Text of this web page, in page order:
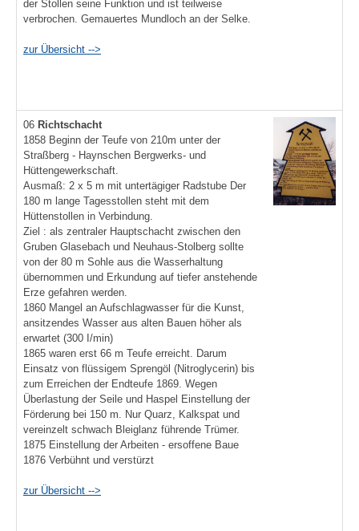
der Stollen seine Funktion und ist teilweise
verbrochen. Gemauertes Mundloch an der Selke.
zur Übersicht -->
06 Richtschacht
1858 Beginn der Teufe von 210m unter der
Straßberg - Haynschen Bergwerks- und
Hüttengewerkschaft.
Ausmaß: 2 x 5 m mit untertägiger Radstube Der
180 m lange Tagesstollen steht mit dem
Hüttenstollen in Verbindung.
Ziel : als zentraler Hauptschacht zwischen den
Gruben Glasebach und Neuhaus-Stolberg sollte
von der 80 m Sohle aus die Wasserhaltung
übernommen und Erkundung auf tiefer anstehende
Erze gefahren werden.
1860 Mangel an Aufschlagwasser für die Kunst,
ansitzendes Wasser aus alten Bauen höher als
erwartet (300 I/min)
1865 waren erst 66 m Teufe erreicht. Darum
Einsatz von flüssigem Sprengöl (Nitroglycerin) bis
zum Erreichen der Endteufe 1869. Wegen
Überlastung der Seile und Haspel Einstellung der
Förderung bei 150 m. Nur Quarz, Kalkspat und
vereinzelt schwach Bleiglanz führende Trümer.
1875 Einstellung der Arbeiten - ersoffene Baue
1876 Verbühnt und verstürzt
zur Übersicht -->